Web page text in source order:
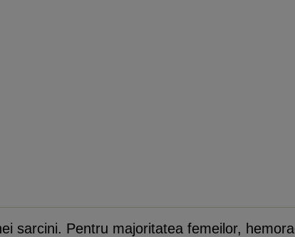
sarcini. Pentru majoritatea femeilor,